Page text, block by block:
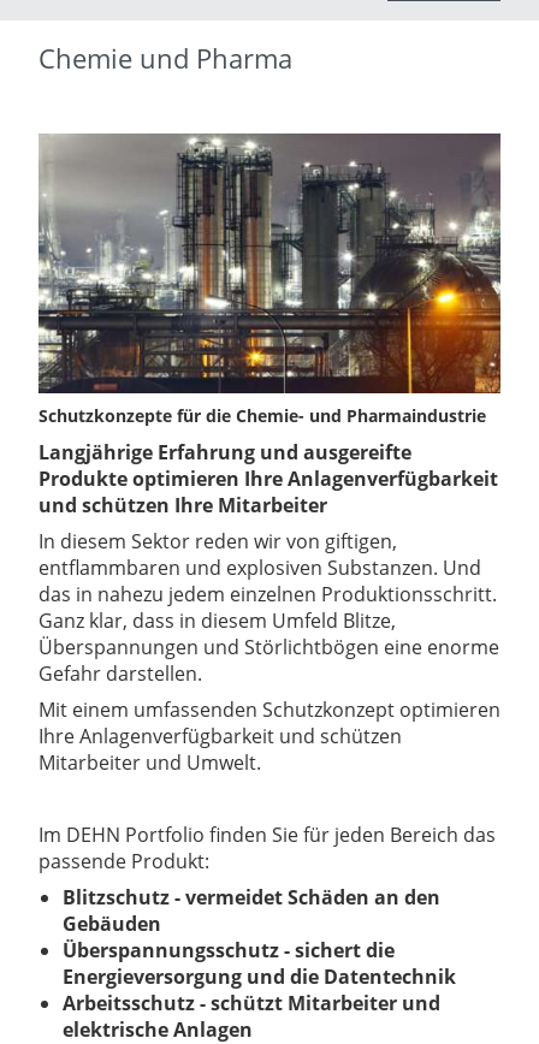
Chemie und Pharma
Schutzkonzepte für die Chemie- und Pharmaindustrie
Langjährige Erfahrung und ausgereifte
Produkte optimieren Ihre Anlagenverfügbarkeit
und schützen Ihre Mitarbeiter
In diesem Sektor reden wir von giftigen,
entflammbaren und explosiven Substanzen. Und
das in nahezu jedem einzelnen Produktionsschritt.
Ganz klar, dass in diesem Umfeld Blitze,
Überspannungen und Störlichtbögen eine enorme
Gefahr darstellen.
Mit einem umfassenden Schutzkonzept optimieren
Ihre Anlagenverfügbarkeit und schützen
Mitarbeiter und Umwelt.
Im DEHN Portfolio finden Sie für jeden Bereich das
passende Produkt:
Blitzschutz - vermeidet Schäden an den
Gebäuden
Überspannungsschutz - sichert die
Energieversorgung und die Datentechnik
Arbeitsschutz - schützt Mitarbeiter und
elektrische Anlagen